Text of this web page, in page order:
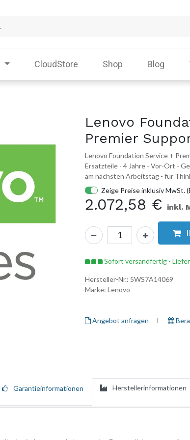
CloudStore Shop Blog
Lenovo
Premier
Lenovo Foundation Service +
Ersatzteile - 4 Jahre - Vor-Ort -
am nächsten Arbeitstag - für
Zeige Preise inklusiv MwSt.
2.072,58 € inkl.
Sofort versandfertig -
Hersteller-Nr.: 5WS7A14069
Marke: Lenovo
Angebot anfragen I ​
Garantieinformationen Herstellerinformationen